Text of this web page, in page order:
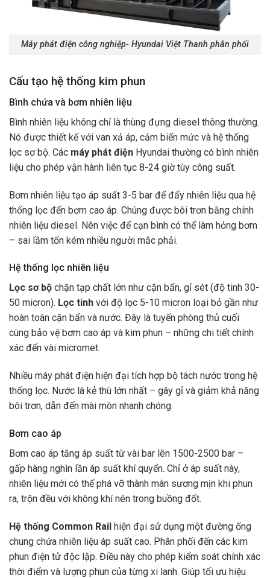
Máy phát điện công nghiệp- Hyundai Việt Thanh phân phối
Cấu tạo hệ thống kim phun
Bình chứa và bơm nhiên liệu
Bình nhiên liệu không chỉ là thùng đựng diesel thông thường.
Nó được thiết kế với van xả áp, cảm biến mức và hệ thống
lọc sơ bộ. Các máy phát điện Hyundai thường có bình nhiên
liệu cho phép vận hành liên tục 8-24 giờ tùy công suất.
Bơm nhiên liệu tạo áp suất 3-5 bar để đẩy nhiên liệu qua hệ
thống lọc đến bơm cao áp. Chúng được bôi trơn bằng chính
nhiên liệu diesel. Nên việc để cạn bình có thể làm hỏng bơm
– sai lầm tốn kém nhiều người mắc phải.
Hệ thống lọc nhiên liệu
Lọc sơ bộ chặn tạp chất lớn như cặn bẩn, gỉ sét (độ tinh 30-
50 micron). Lọc tinh với độ lọc 5-10 micron loại bỏ gần như
hoàn toàn cặn bẩn và nước. Đây là tuyến phòng thủ cuối
cùng bảo vệ bơm cao áp và kim phun – những chi tiết chính
xác đến vài micromet.
Nhiều máy phát điện hiện đại tích hợp bộ tách nước trong hệ
thống lọc. Nước là kẻ thù lớn nhất – gây gỉ và giảm khả năng
bôi trơn, dẫn đến mài mòn nhanh chóng.
Bơm cao áp
Bơm cao áp tăng áp suất từ vài bar lên 1500-2500 bar –
gấp hàng nghìn lần áp suất khí quyển. Chỉ ở áp suất này,
nhiên liệu mới có thể phá vỡ thành màn sương mịn khi phun
ra, trộn đều với không khí nén trong buồng đốt.
Hệ thống Common Rail hiện đại sử dụng một đường ống
chung chứa nhiên liệu áp suất cao. Phân phối đến các kim
phun điện tử độc lập. Điều này cho phép kiểm soát chính xác
thời điểm và lượng phun của từng xi lanh. Giúp tối ưu hiệu